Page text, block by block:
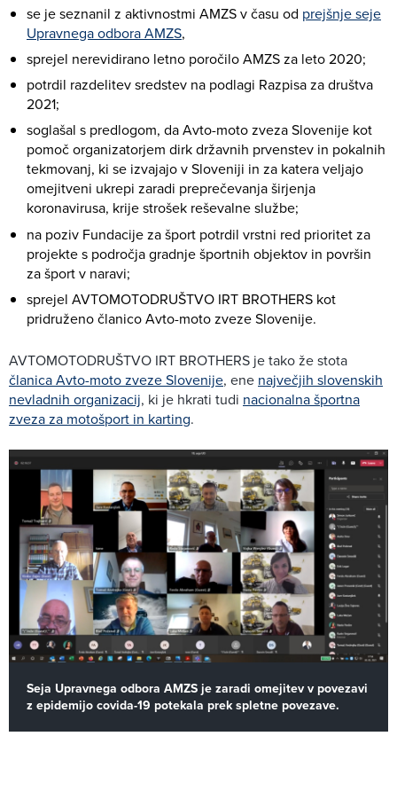
se je seznanil z aktivnostmi AMZS v času od prejšnje seje
Upravnega odbora AMZS,
sprejel nerevidirano letno poročilo AMZS za leto 2020;
potrdil razdelitev sredstev na podlagi Razpisa za društva
2021;
soglašal s predlogom, da Avto-moto zveza Slovenije kot
pomoč organizatorjem dirk državnih prvenstev in pokalnih
tekmovanj, ki se izvajajo v Sloveniji in za katera veljajo
omejitveni ukrepi zaradi preprečevanja širjenja
koronavirusa, krije strošek reševalne službe;
na poziv Fundacije za šport potrdil vrstni red prioritet za
projekte s področja gradnje športnih objektov in površin
za šport v naravi;
sprejel AVTOMOTODRUŠTVO IRT BROTHERS kot
pridruženo članico Avto-moto zveze Slovenije.
AVTOMOTODRUŠTVO IRT BROTHERS je tako že stota
članica Avto-moto zveze Slovenije, ene največjih slovenskih
nevladnih organizacij, ki je hkrati tudi nacionalna športna
zveza za motošport in karting.
Seja Upravnega odbora AMZS je zaradi omejitev v povezavi
z epidemijo covida-19 potekala prek spletne povezave.